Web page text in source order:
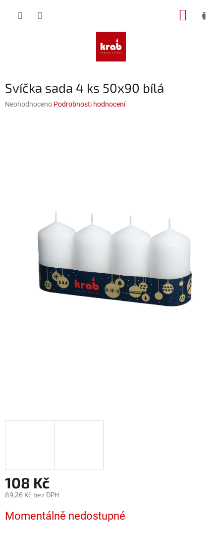
Svíčka sada 4 ks 50x90 bílá
Průměrné
Neohodnoceno Podrobnosti hodnocení
108 Kč
89,26 Kč bez DPH
cena:
Momentálně nedostupné